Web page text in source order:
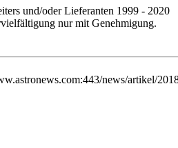
und/oder Lieferanten 1999 - 2020
nur mit Genehmigung.
news/artikel/